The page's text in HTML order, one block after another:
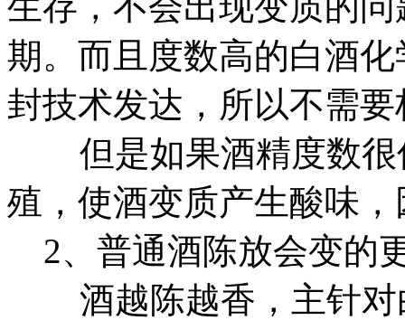
期。而且度数高的白酒
封技术发达，所以不需
但是如果酒精度数很
殖，使酒变质产生酸味
2、普通酒陈放会变的
酒越陈越香，主针对